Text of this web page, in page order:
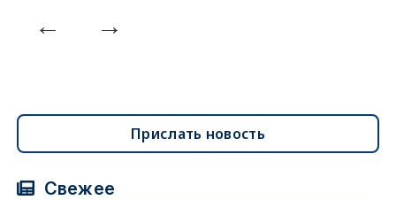
Прислать новость
Свежее